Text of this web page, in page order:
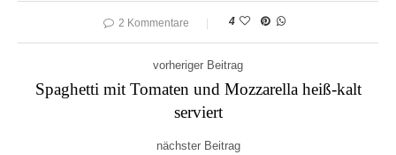
2 Kommentare 4
vorheriger Beitrag
Spaghetti mit Tomaten und Mozzarella heiß-kalt
serviert
nächster Beitrag